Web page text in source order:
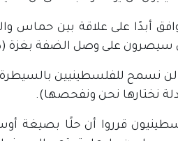
أبدًا على علاقة بين حماس
سيصرون على وصل الضفة بغزة
نسمح للفلسطينيين بالسيطرة
نختارها نحن ونفحصها).
قرروا أن حلًا بصيغة